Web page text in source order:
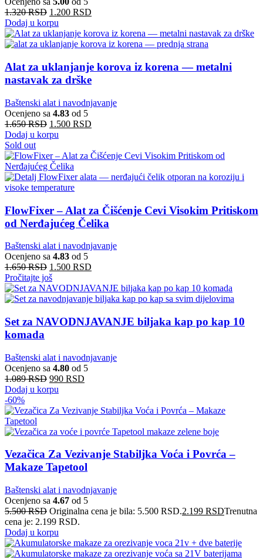
1.320RSD 1.200 RSD
Dodaj u korpu
Alat za uklanjanje korova iz korena — metalni
nastavak za drške
Baštenski alat i navodnjavanje
Ocenjeno sa 4.83 od 5
1.650RSD 1.500 RSD
Dodaj u korpu
Sold out
FlowFixer – Alat za Čišćenje Cevi Visokim Pritiskom
od Nerđajućeg Čelika
Baštenski alat i navodnjavanje
Ocenjeno sa 4.83 od 5
1.650RSD 1.500 RSD
Pročitajte još
Set za NAVODNJAVANJE biljaka kap po kap 10
komada
Baštenski alat i navodnjavanje
Ocenjeno sa 4.80 od 5
1.089RSD 990 RSD
Dodaj u korpu
-60%
Vezačica Za Vezivanje Stabiljka Voća i Povrća –
Makaze Tapetool
Baštenski alat i navodnjavanje
Ocenjeno sa 4.67 od 5
5.500RSD Originalna cena je bila: 5.500 RSD.2.199 RSDTrenutna
cena je: 2.199 RSD.
Dodaj u korpu